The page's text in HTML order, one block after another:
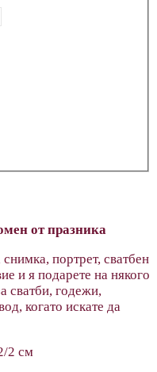
от празника
портрет, сватбен
и я подарете на някого
сватби, годежи,
когато искате да
2 см